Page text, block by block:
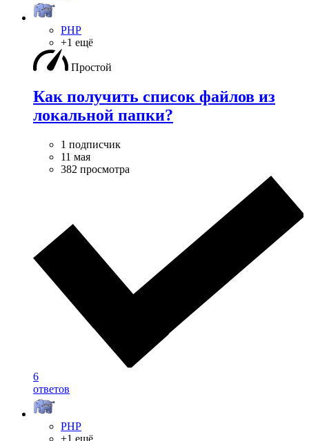
PHP
+1 ещё
Простой
Как получить список файлов из
локальной папки?
1 подписчик
11 мая
382 просмотра
6
ответов
PHP
+1 ещё